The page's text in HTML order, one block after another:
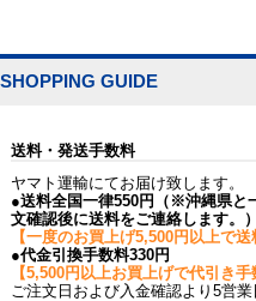
SHOPPING GUIDE
送料・発送手数料
ヤマト運輸にてお届け致します。
●送料全国一律550円（※沖縄県と
文確認後に送料をご連絡します。）
【一度のお買上げ5,500円以上で送
●代金引換手数料330円
【5,500円以上お買上げで代引き手
ご注文日および入金確認より5営業